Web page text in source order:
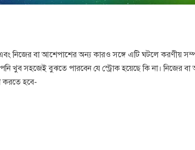
নিজের বা আশেপাশের অন্য কারও সঙ্গে এটি ঘটলে করণীয়
খুব সহজেই বুঝতে পারবেন যে স্ট্রোক হয়েছে কি না। নিজের বা
করতে হবে-